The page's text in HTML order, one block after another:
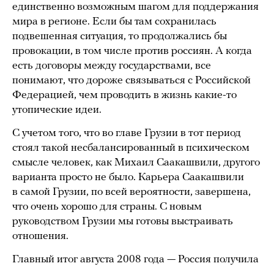
единственно возможным шагом для поддержания
мира в регионе. Если бы там сохранилась
подвешенная ситуация, то продолжались бы
провокации, в том числе против россиян. А когда
есть договоры между государствами, все
понимают, что дороже связываться с Российской
Федерацией, чем проводить в жизнь какие-то
утопические идеи.
С учетом того, что во главе Грузии в тот период
стоял такой несбалансированный в психическом
смысле человек, как Михаил Саакашвили, другого
варианта просто не было. Карьера Саакашвили
в самой Грузии, по всей вероятности, завершена,
что очень хорошо для страны. С новым
руководством Грузии мы готовы выстраивать
отношения.
Главный итог августа 2008 года — Россия получила